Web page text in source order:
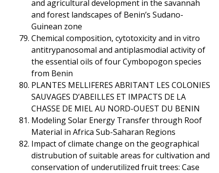
and agricultural development in the savannah
and forest landscapes of Benin’s Sudano-
Guinean zone
Chemical composition, cytotoxicity and in vitro
antitrypanosomal and antiplasmodial activity of
the essential oils of four Cymbopogon species
from Benin
PLANTES MELLIFERES ABRITANT LES COLONIES
SAUVAGES D’ABEILLES ET IMPACTS DE LA
CHASSE DE MIEL AU NORD-OUEST DU BENIN
Modeling Solar Energy Transfer through Roof
Material in Africa Sub-Saharan Regions
Impact of climate change on the geographical
distrubution of suitable areas for cultivation and
conservation of underutilized fruit trees: Case